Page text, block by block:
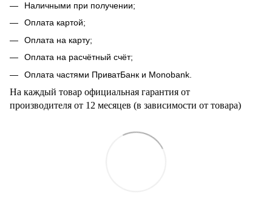
Наличными при получении;
Оплата картой;
Оплата на карту;
Оплата на расчётный счёт;
Оплата частями ПриватБанк и Мonobank.
На каждый товар официальная гарантия от
производителя от 12 месяцев (в зависимости от товара)